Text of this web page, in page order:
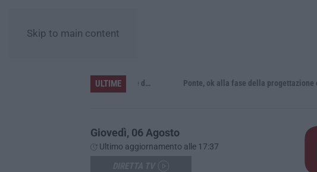
Skip to main content
ULTIME
L’Orchestra Filarmonica della Calabria protagonista su Rai Due. Il 9 Agosto in onda “La Notte del Mare” Ponte, ok alla fase della progettazione esecutiva
Giovedì, 06 Agosto
Ultimo aggiornamento alle 17:37